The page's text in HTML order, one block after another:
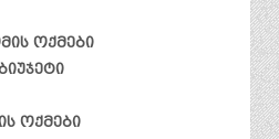
ოქმები
ოქმები